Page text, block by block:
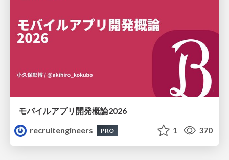
モバイルアプリ開発概論2026
recruitengineers
PRO 1 370